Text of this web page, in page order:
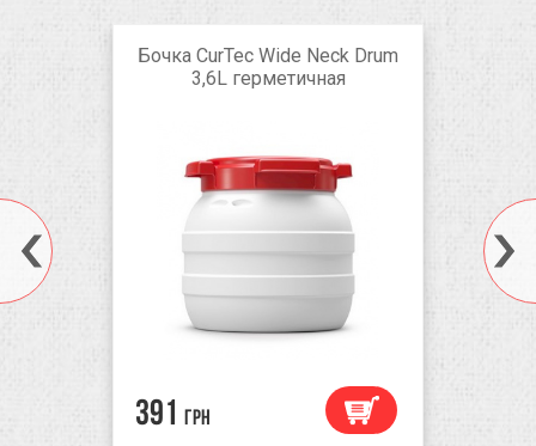
Бочка CurTec Wide Neck Drum
3,6L герметичная
391 грн